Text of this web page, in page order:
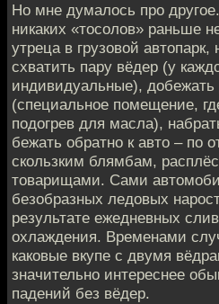
Но мне думалось про
никаких «тосолов» раньше
утреца в грузовой
схватить пару вёдер (у
индивидуальные), добежать
(специальное помещение,
подогрев для масла),
бежать обратно к авто – по
скользким блямбам,
товарищами. Сами
безобразных ледовых
результате ежедневных
охлаждения. Временами
каковые вкупе с двумя
значительно интереснее
падений без вёдер.